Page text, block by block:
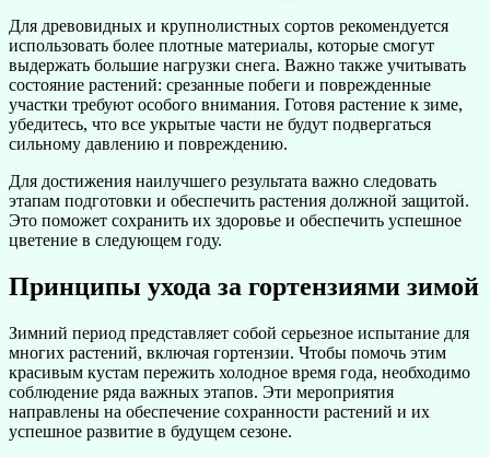
Для древовидных и крупнолистных сортов рекомендуется
использовать более плотные материалы, которые смогут
выдержать большие нагрузки снега. Важно также учитывать
состояние растений: срезанные побеги и поврежденные
участки требуют особого внимания. Готовя растение к зиме,
убедитесь, что все укрытые части не будут подвергаться
сильному давлению и повреждению.
Для достижения наилучшего результата важно следовать
этапам подготовки и обеспечить растения должной защитой.
Это поможет сохранить их здоровье и обеспечить успешное
цветение в следующем году.
Принципы ухода за гортензиями зимой
Зимний период представляет собой серьезное испытание для
многих растений, включая гортензии. Чтобы помочь этим
красивым кустам пережить холодное время года, необходимо
соблюдение ряда важных этапов. Эти мероприятия
направлены на обеспечение сохранности растений и их
успешное развитие в будущем сезоне.